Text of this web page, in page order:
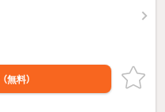
（無料）